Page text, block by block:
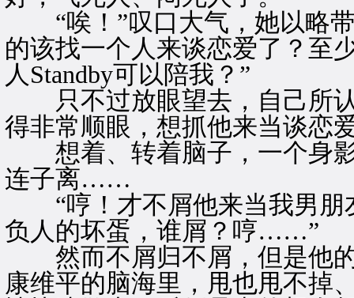
“唉！”叹口大气，她以略带
的该找一个人来谈恋爱了？至
人Standby可以陪我？”
只不过放眼望去，自己所认
得非常顺眼，想抓他来当谈恋
想着、转着脑子，一个身影
连子离……
“哼！才不屑他来当我男朋
负人的坏蛋，谁屑？哼……”
然而不屑归不屑，但是他的
康维平的脑海里，甩也甩不掉